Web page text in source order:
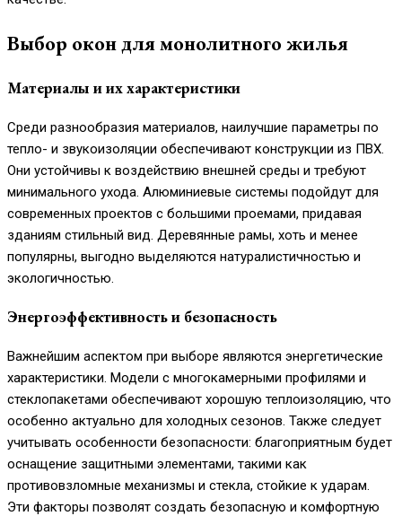
Выбор окон для монолитного жилья
Материалы и их характеристики
Среди разнообразия материалов, наилучшие параметры по
тепло- и звукоизоляции обеспечивают конструкции из ПВХ.
Они устойчивы к воздействию внешней среды и требуют
минимального ухода. Алюминиевые системы подойдут для
современных проектов с большими проемами, придавая
зданиям стильный вид. Деревянные рамы, хоть и менее
популярны, выгодно выделяются натуралистичностью и
экологичностью.
Энергоэффективность и безопасность
Важнейшим аспектом при выборе являются энергетические
характеристики. Модели с многокамерными профилями и
стеклопакетами обеспечивают хорошую теплоизоляцию, что
особенно актуально для холодных сезонов. Также следует
учитывать особенности безопасности: благоприятным будет
оснащение защитными элементами, такими как
противовзломные механизмы и стекла, стойкие к ударам.
Эти факторы позволят создать безопасную и комфортную